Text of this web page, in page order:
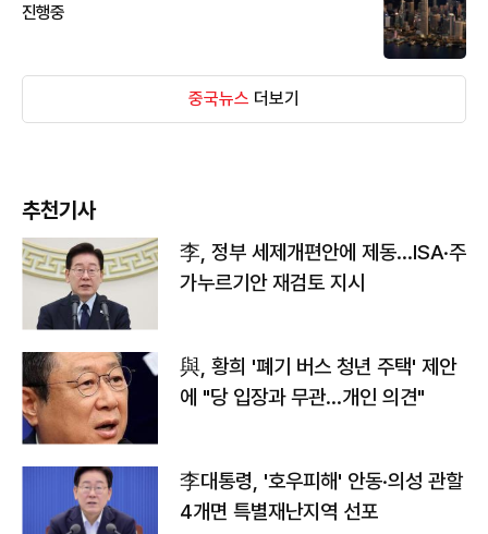
진행중
중국뉴스 더보기
추천기사
李, 정부 세제개편안에 제동…ISA·주
가누르기안 재검토 지시
與, 황희 '폐기 버스 청년 주택' 제안
에 "당 입장과 무관…개인 의견"
李대통령, '호우피해' 안동·의성 관할
4개면 특별재난지역 선포